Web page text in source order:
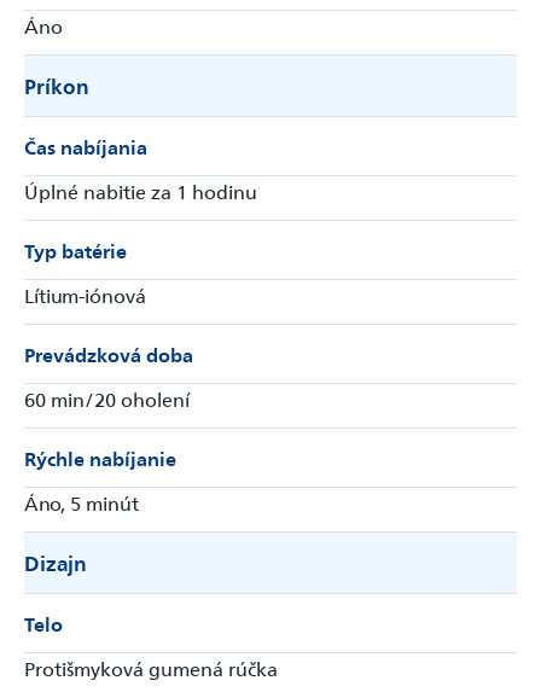
Áno
Príkon
Čas nabíjania
Úplné nabitie za 1 hodinu
Typ batérie
Lítium-iónová
Prevádzková doba
60 min/20 oholení
Rýchle nabíjanie
Áno, 5 minút
Dizajn
Telo
Protišmyková gumená rúčka
Odoslať